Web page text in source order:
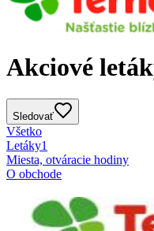
Akciové
Sledovať
Všetko
Letáky1
Miesta, otváracie hodiny
O obchode